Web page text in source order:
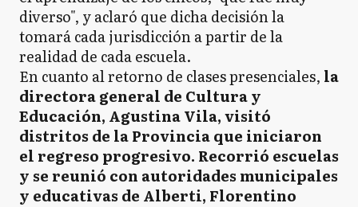
diverso", y aclaró que dicha decisión la
tomará cada jurisdicción a partir de la
realidad de cada escuela.
En cuanto al retorno de clases presenciales, la
directora general de Cultura y
Educación, Agustina Vila, visitó
distritos de la Provincia que iniciaron
el regreso progresivo. Recorrió escuelas
y se reunió con autoridades municipales
y educativas de Alberti, Florentino